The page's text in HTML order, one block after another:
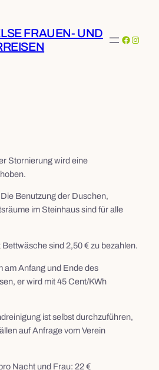
FRAUEN- UND
Stornierung wird eine
Benutzung der Duschen,
im Steinhaus sind für alle
Bettwäsche sind 2,50 € zu bezahlen.
am Anfang und Ende des
er wird mit 45 Cent/KWh
ist selbst durchzuführen,
auf Anfrage vom Verein
Nacht und Frau: 22 €